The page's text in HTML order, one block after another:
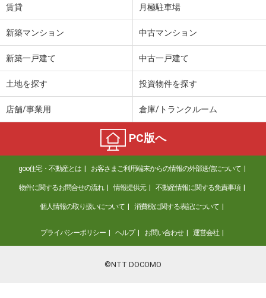
賃貸 月極駐車場
新築マンション 中古マンション
新築一戸建て 中古一戸建て
土地を探す 投資物件を探す
店舗/事業用 倉庫/トランクルーム
PC版へ
goo住宅・不動産とは お客さまご利用端末からの情報の外部送信について
物件に関するお問合せの流れ 情報提供元 不動産情報に関する免責事項
個人情報の取り扱いについて 消費税に関する表記について
プライバシーポリシー ヘルプ お問い合わせ 運営会社
©NTT DOCOMO